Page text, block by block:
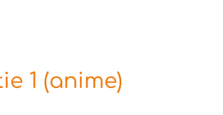
1 (anime)